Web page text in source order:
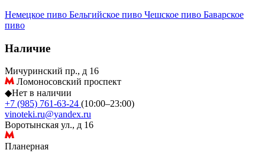
Немецкое пиво Бельгийское пиво Чешское пиво Баварское
пиво
Наличие
Мичуринский пр., д 16
Ломоносовский проспект
◆Нет в наличии
+7 (985) 761-63-24 (10:00–23:00)
vinoteki.ru@yandex.ru
Воротынская ул., д 16
Планерная